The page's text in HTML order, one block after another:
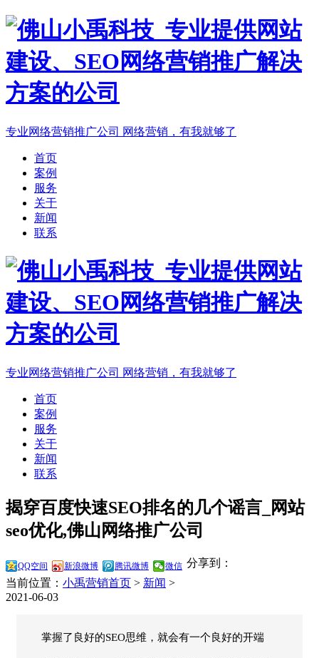
专业网络营销推广公司 网络营销，有我就够了
首页
案例
服务
关于
新闻
联系
专业网络营销推广公司 网络营销，有我就够了
首页
案例
服务
关于
新闻
联系
揭穿百度快速SEO排名的几个谣言_网站
seo优化,佛山网络推广公司
分享到：
QQ空间 新浪微博 腾讯微博 微信
当前位置： 小禹营销首页 > 新闻 >
2021-06-03
掌握了良好的SEO思维，就会有一个良好的开端